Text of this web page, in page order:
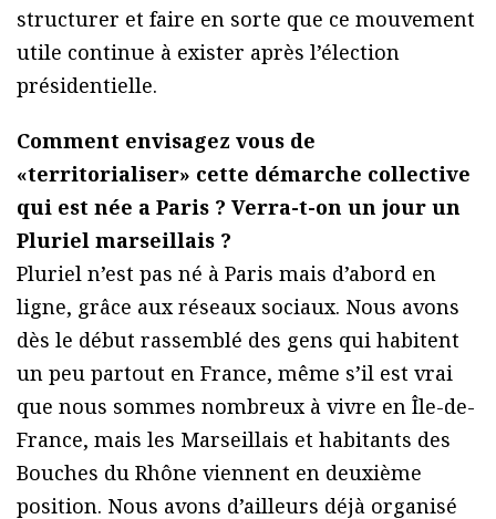
structurer et faire en sorte que ce mouvement
utile continue à exister après l’élection
présidentielle.
Comment envisagez vous de
«territorialiser» cette démarche collective
qui est née a Paris ? Verra-t-on un jour un
Pluriel marseillais ?
Pluriel n’est pas né à Paris mais d’abord en
ligne, grâce aux réseaux sociaux. Nous avons
dès le début rassemblé des gens qui habitent
un peu partout en France, même s’il est vrai
que nous sommes nombreux à vivre en Île-de-
France, mais les Marseillais et habitants des
Bouches du Rhône viennent en deuxième
position. Nous avons d’ailleurs déjà organisé